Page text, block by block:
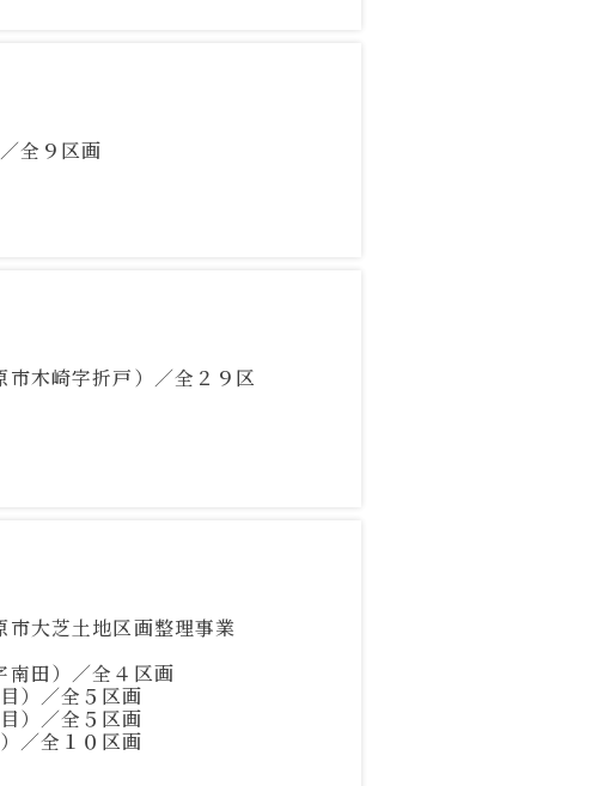
全９区画
木崎字折戸）／全２９区
大芝土地区画整理事業
田）／全４区画
）／全５区画
）／全５区画
／全１０区画